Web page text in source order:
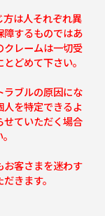
は人それぞれ異
障するものではあ
クレームは一切受
どめて下さい。
ラブルの原因にな
人を特定できるよ
せていただく場合
お客さまを迷わす
きます。